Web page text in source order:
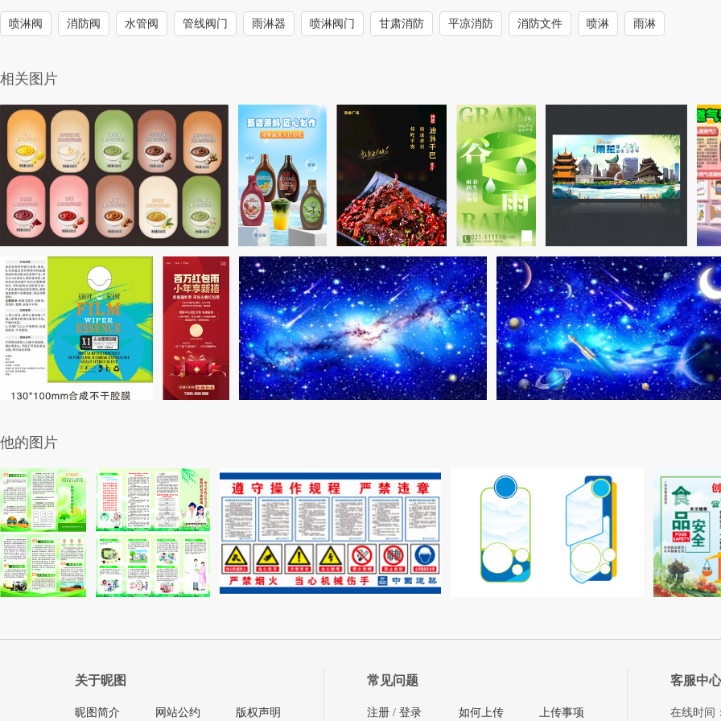
喷淋阀 消防阀 水管阀 管线阀门 雨淋器 喷淋阀门 甘肃消防 平凉消防 消防文件 喷淋 雨淋
相关图片
他的图片
关于昵图
昵图简介 网站公约 版权声明
常见问题
注册 / 登录 如何上传 上传事项
客服中心
在线时间